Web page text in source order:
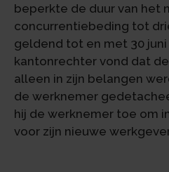
beperkte de duur van het
concurrentiebeding tot
geldend tot en met 30 juni
kantonrechter vond dat
alleen in zijn belangen
de werknemer
hij de werknemer toe om
voor zijn nieuwe